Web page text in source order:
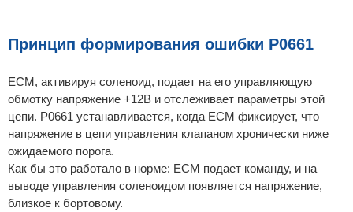
Принцип формирования ошибки P0661
ECM, активируя соленоид, подает на его управляющую
обмотку напряжение +12В и отслеживает параметры этой
цепи. P0661 устанавливается, когда ECM фиксирует, что
напряжение в цепи управления клапаном хронически ниже
ожидаемого порога.
Как бы это работало в норме: ECM подает команду, и на
выводе управления соленоидом появляется напряжение,
близкое к бортовому.